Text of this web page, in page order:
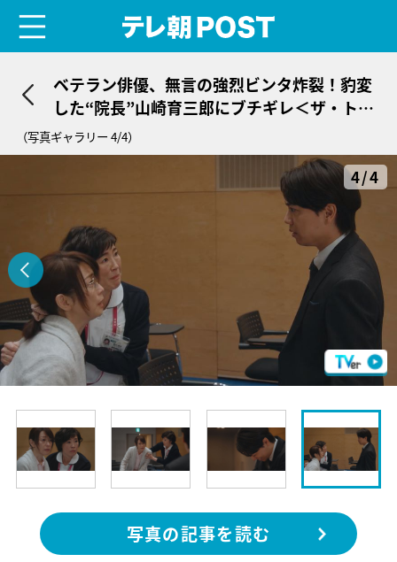
ベテラン俳優、無言の強烈ビンタ炸裂！豹変
した“院長”山崎育三郎にブチギレ＜ザ・トラ
ベルナース＞
（写真ギャラリー 4/4）
4/4
写真の記事を読む